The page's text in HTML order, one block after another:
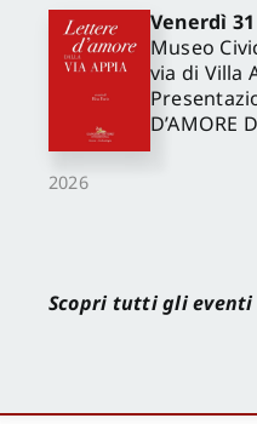
2026
Venerdì
Museo
via di Villa
D’AMORE
Scopri tutti gli eventi